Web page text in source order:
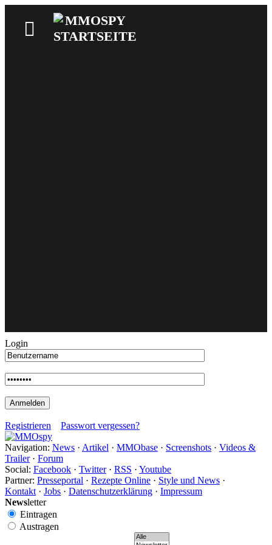
Anmelden
Login
Registrieren Passwort vergessen?
Navigation: News · Artikel · MMObase · Screenshots · Videos &
Trailer· Forum
Social: Facebook · Twitter· RSS · Youtube
Partner: Presseportal · Rezepte Online · Style und News ·
Kontakt · Jobs · Datenschutzerklärung · Impressum
Newsletter
Eintragen
Austragen